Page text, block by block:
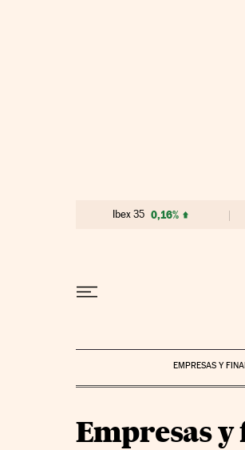
Ibex 35 0,16%
EMPRESAS Y
Empresas y